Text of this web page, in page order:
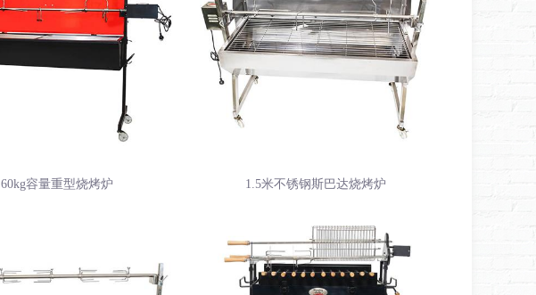
60kg容量重型烧烤炉 1.5米不锈钢斯巴达烧烤炉